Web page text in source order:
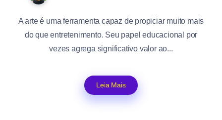
A arte é uma ferramenta capaz de propiciar muito mais
do que entretenimento. Seu papel educacional por
vezes agrega significativo valor ao...
Leia Mais